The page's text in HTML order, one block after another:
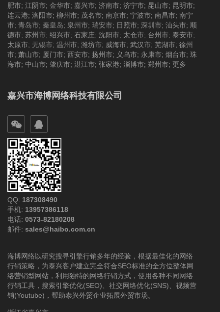
肥市; 江阴市; 金华市; 嘉兴市; 济南市; 济宁市; 昆山市; 昆明市;
连云港; 洛阳市; 柳州市; 茂名市; 南京市; 宁波市; 南昌市; 南宁
市; 青岛市; 秦皇岛; 泉州市; 瑞安市; 日照市; 深圳市; 汕头市; 顺
德市; 苏州市; 绍兴市; 石家庄; 沈阳市; 太仓市; 台州市; 泰安市;
太原市; 无锡市; 温州市; 潍坊市; 威海市; 武汉市; 芜湖市; 徐州
市; 萧山市; 厦门市; 西安市; 扬州市; 义乌市; 永康市; 烟台市; 珠
海市; 中山市; 肇庆市; 湛江市; 张家港; 淄博市; 郑州市; 更多
嘉兴市海博网络科技有限公司
QQ: 187308490
手机: 13957386118
电话: 0573-82180208
邮件: sales@haibo.com.cn
海博网络以研究搜寻引擎行销多年的经验，根据最佳化的网络
行销策略，为泰兴客户建立完全符合SEO标准的全方位整体网
络营销型网站，利用独特的网络行销方式，使用各种不同网络
行销工具，搜索引擎优化(SEO)、社交网络优化(SNS)、视频营
销(Youtube)，帮助泰兴外贸企业拓展外贸市场。